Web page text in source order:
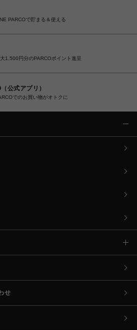
PARCOで貯まる＆使える
1,500円分のPARCOポイント進呈
公式アプリ）
でのお買い物がオトクに
せ